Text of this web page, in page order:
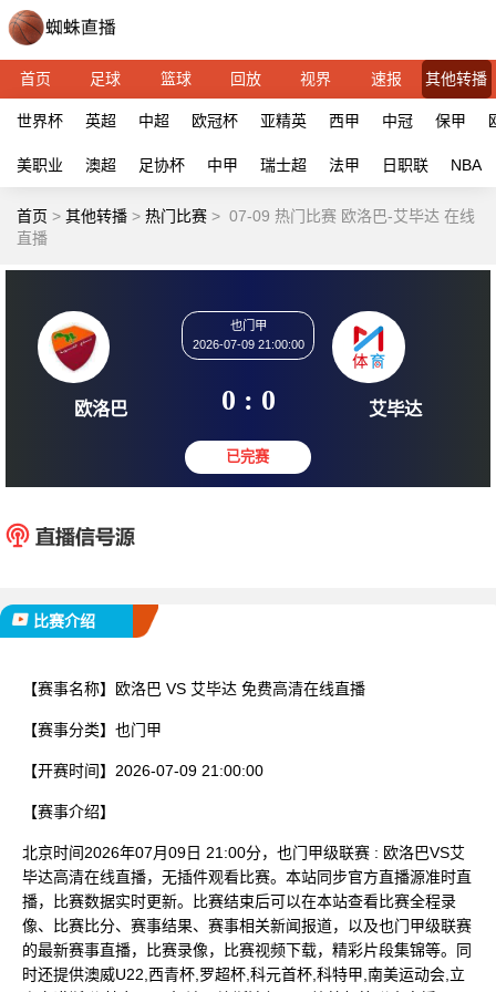
首页 足球 篮球 回放 视界 速报 其他转播
世界杯 英超 中超 欧冠杯 亚精英 西甲 中冠 保甲
美职业 澳超 足协杯 中甲 瑞士超 法甲 日职联 NBA
首页 > 其他转播 > 热门比赛 > 07-09 热门比赛 欧洛巴-艾毕达 在线
直播
2026-07-09 21:00:00
0 : 0
比赛介绍
【赛事名称】 欧洛巴 VS 艾毕达 免费高清在线直播
【赛事分类】 也门甲
【开赛时间】 2026-07-09 21:00:00
【赛事介绍】
北京时间2026年07月09日 21:00分，也门甲级联赛 : 欧洛巴VS艾
毕达高清在线直播，无插件观看比赛。本站同步官方直播源准时直
播，比赛数据实时更新。比赛结束后可以在本站查看比赛全程录
像、比赛比分、赛事结果、赛事相关新闻报道，以及也门甲级联赛
的最新赛事直播，比赛录像，比赛视频下载，精彩片段集锦等。同
时还提供澳威U22,西青杯,罗超杯,科元首杯,科特甲,南美运动会,立